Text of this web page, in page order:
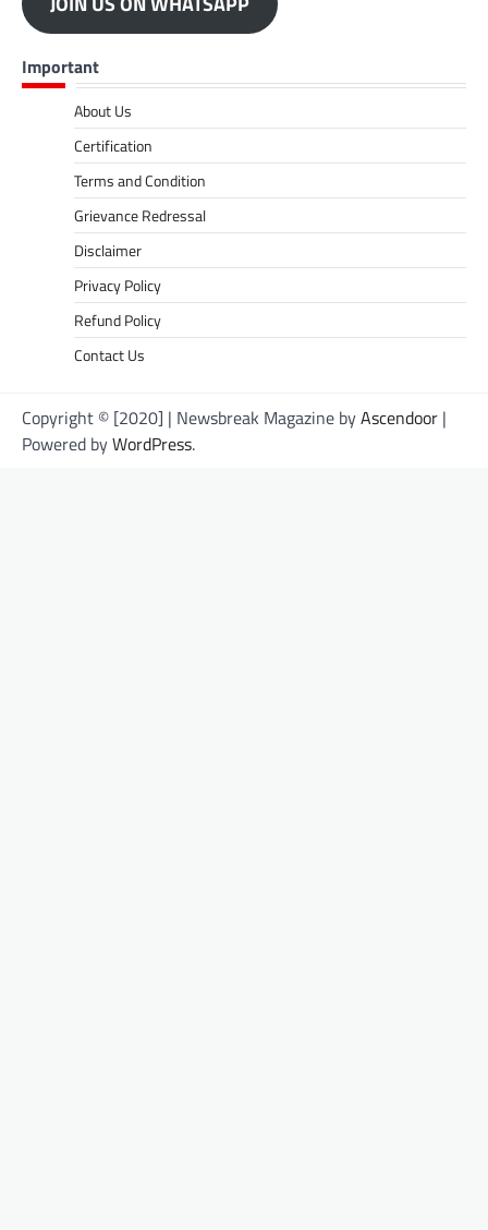
Important
About Us
Certification
Terms and Condition
Grievance Redressal
Disclaimer
Privacy Policy
Refund Policy
Contact Us
Copyright © [2020] | Newsbreak Magazine byAscendoor |
Powered byWordPress.